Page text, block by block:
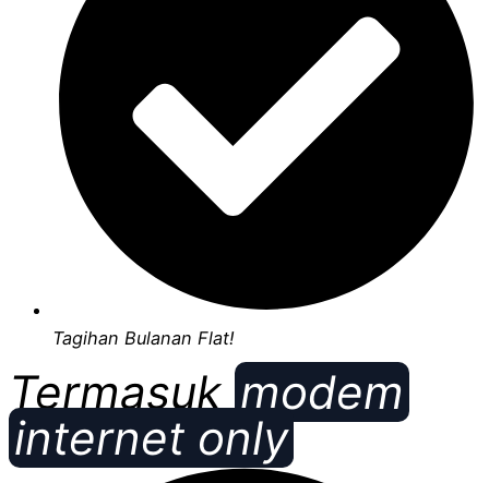
Tagihan Bulanan Flat!
Termasuk modem
internet only